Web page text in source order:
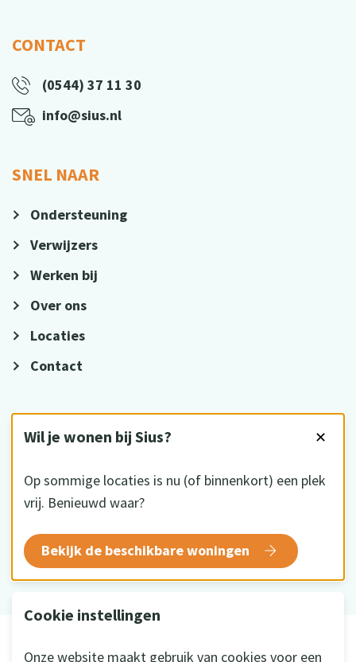
Wil je wonen bij Sius? ✕
Op sommige locaties is nu (of binnenkort) een plek
vrij. Benieuwd waar?
Bekijk de beschikbare woningen
Cookie instellingen
Onze website maakt gebruik van cookies voor een
CONTACT
(0544) 37 11 30
info@sius.nl
SNEL NAAR
Ondersteuning
Verwijzers
Werken bij
Over ons
Locaties
Contact
HKZ gecertificeerd